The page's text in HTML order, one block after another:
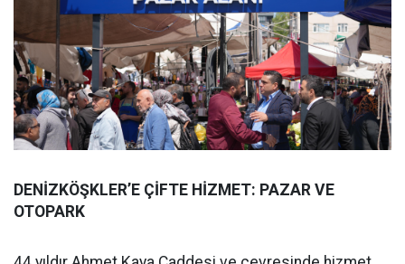
DENİZKÖŞKLER’E ÇİFTE HİZMET: PAZAR VE
OTOPARK